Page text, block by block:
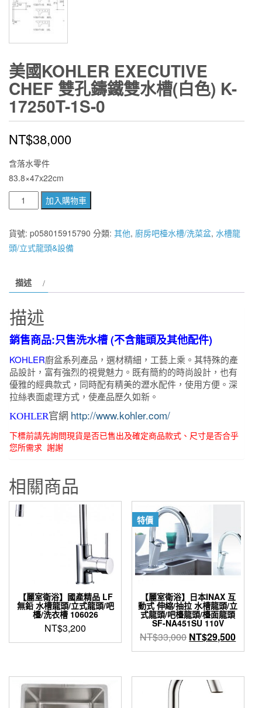
美國KOHLER EXECUTIVE
CHEF 雙孔鑄鐵雙水槽(白色) K-
17250T-1S-0
NT$38,000
含落水零件
83.8×47x22cm
國
KOHLER
Executive
孔
鐵
水
槽
(白
色)
K-
17250T-
1S-
0
量
加入購物車
貨號: p058015915790 分類: 其他, 廚房吧檯水槽/洗菜盆, 水槽龍
頭/立式龍頭&設備
描述
描述
銷售商品:只售洗水槽 (不含龍頭及其他配件)
KOHLER廚盆系列產品，選材精細，工藝上乘。其特殊的產
品設計，富有強烈的視覺魅力。既有簡約的時尚設計，也有
優雅的經典款式，同時配有精美的瀝水配件，使用方便。深
拉絲表面處理方式，使產品歷久如新。
KOHLER官網 http://www.kohler.com/
下標前請先詢問現貨是否已售出及確定商品款式、尺寸是否合乎
您所需求 謝謝
相關商品
【麗室衛浴】國產精品 LF
無鉛 水槽龍頭/立式龍頭/吧
檯/洗衣槽 106026
NT$3,200
特價
【麗室衛浴】日本INAX 互
動式 伸縮/抽拉 水槽龍頭/立
式龍頭/吧檯龍頭/檯面龍頭
SF-NA451SU 110V
NT$33,000 原
始
格：
NT$33,000。
NT$29,500目
前
格：